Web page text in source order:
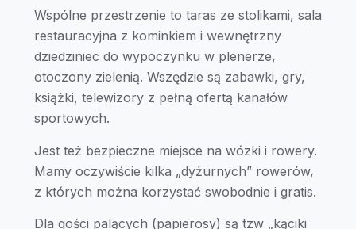
Wspólne przestrzenie to taras ze stolikami, sala
restauracyjna z kominkiem i wewnętrzny
dziedziniec do wypoczynku w plenerze,
otoczony zielenią. Wszędzie są zabawki, gry,
książki, telewizory z pełną ofertą kanałów
sportowych.
Jest też bezpieczne miejsce na wózki i rowery.
Mamy oczywiście kilka „dyżurnych” rowerów,
z których można korzystać swobodnie i gratis.
Dla gości palących (papierosy) są tzw „kąciki